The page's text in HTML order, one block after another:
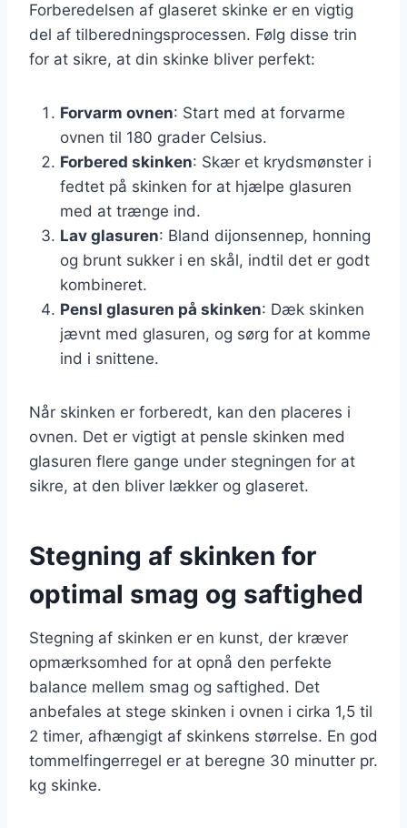
Forberedelsen af glaseret skinke er en vigtig
del af tilberedningsprocessen. Følg disse trin
for at sikre, at din skinke bliver perfekt:
Forvarm ovnen: Start med at forvarme
ovnen til 180 grader Celsius.
Forbered skinken: Skær et krydsmønster i
fedtet på skinken for at hjælpe glasuren
med at trænge ind.
Lav glasuren: Bland dijonsennep, honning
og brunt sukker i en skål, indtil det er godt
kombineret.
Pensl glasuren på skinken: Dæk skinken
jævnt med glasuren, og sørg for at komme
ind i snittene.
Når skinken er forberedt, kan den placeres i
ovnen. Det er vigtigt at pensle skinken med
glasuren flere gange under stegningen for at
sikre, at den bliver lækker og glaseret.
Stegning af skinken for
optimal smag og saftighed
Stegning af skinken er en kunst, der kræver
opmærksomhed for at opnå den perfekte
balance mellem smag og saftighed. Det
anbefales at stege skinken i ovnen i cirka 1,5 til
2 timer, afhængigt af skinkens størrelse. En god
tommelfingerregel er at beregne 30 minutter pr.
kg skinke.